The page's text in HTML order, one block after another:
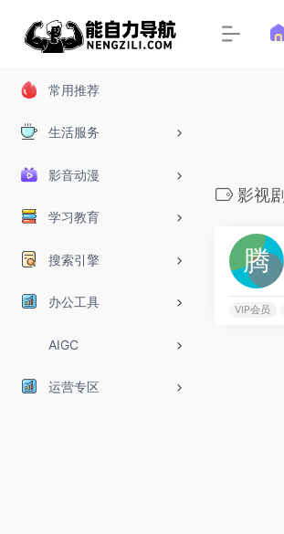
常用推荐
生活服务
影音动漫
学习教育
搜索引擎
办公工具
AIGC
运营专区
影视剧
VIP会员